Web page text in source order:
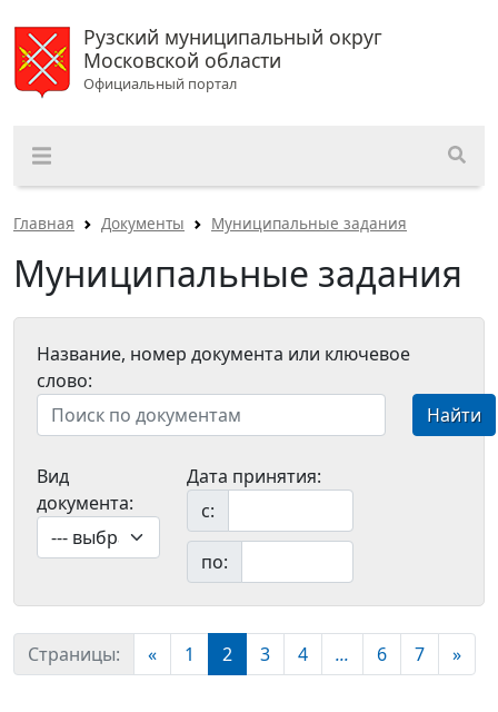
Рузский муниципальный округ
Московской области
Официальный портал
Главная Документы Муниципальные задания
Муниципальные задания
Название, номер документа или ключевое
слово:
Найти
Вид
документа:
Дата принятия:
с:
по:
Страницы: « 1 2 3 4 ... 6 7 »